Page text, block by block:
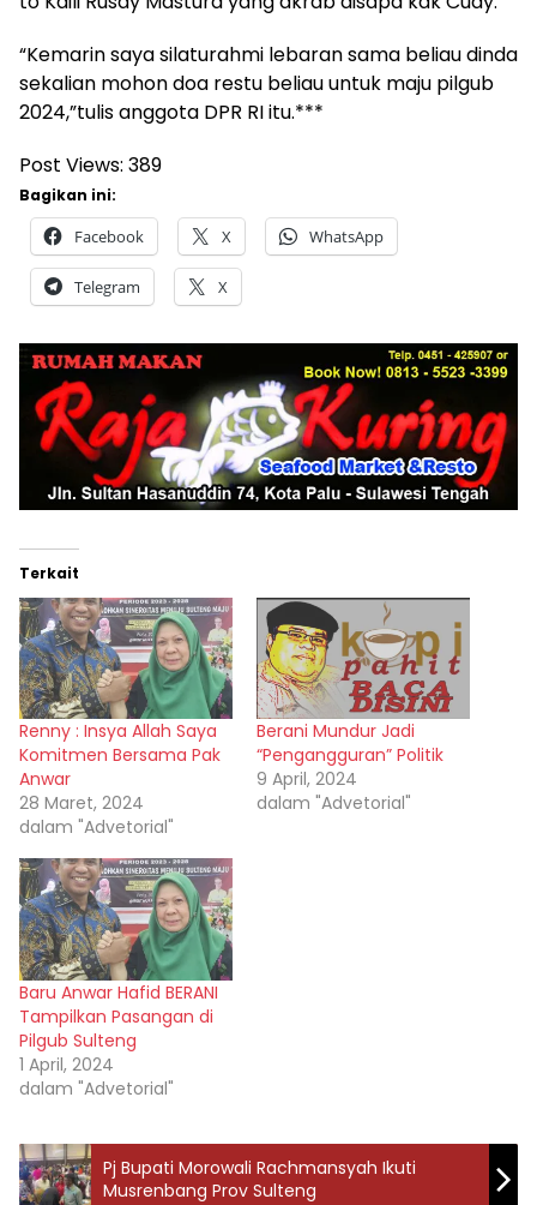
“Kemarin saya silaturahmi lebaran sama beliau dinda
sekalian mohon doa restu beliau untuk maju pilgub
2024,”tulis anggota DPR RI itu.***
Post Views: 389
Bagikan ini:
Facebook X WhatsApp
Telegram X
Terkait
Renny : Insya Allah Saya
Komitmen Bersama Pak
Anwar
28 Maret, 2024
dalam "Advetorial"
Berani Mundur Jadi
“Pengangguran” Politik
9 April, 2024
dalam "Advetorial"
Baru Anwar Hafid BERANI
Tampilkan Pasangan di
Pilgub Sulteng
1 April, 2024
dalam "Advetorial"
Pj Bupati Morowali Rachmansyah Ikuti
Musrenbang Prov Sulteng